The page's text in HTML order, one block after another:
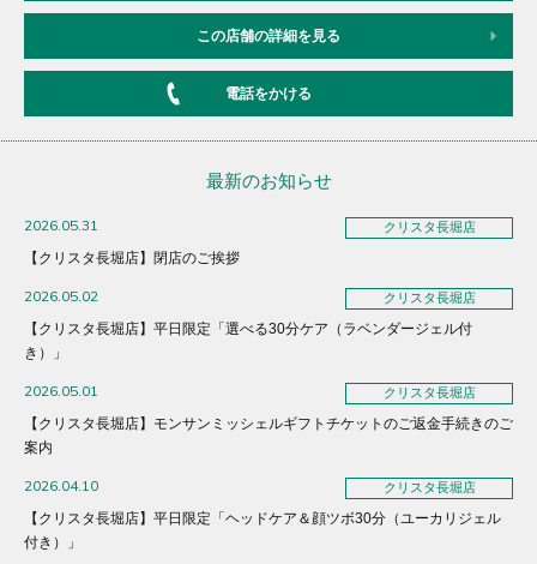
この店舗の詳細を見る
電話をかける
最新のお知らせ
2026.05.31 クリスタ長堀店
【クリスタ長堀店】閉店のご挨拶
2026.05.02 クリスタ長堀店
【クリスタ長堀店】平日限定「選べる30分ケア（ラベンダージェル付
き）」
2026.05.01 クリスタ長堀店
【クリスタ長堀店】モンサンミッシェルギフトチケットのご返金手続きのご
案内
2026.04.10 クリスタ長堀店
【クリスタ長堀店】平日限定「ヘッドケア＆顔ツボ30分（ユーカリジェル
付き）」